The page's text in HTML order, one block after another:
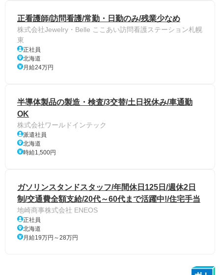
正看護師/訪問看護/常勤・日勤のみ/残業少なめ
株式会社Jewelry・Belle ここあい訪問看護ステーション札幌
東
正社員
北海道
月給24万円
半導体製品の製造・検査/3交替/土日祝休み/車通勤
OK
株式会社ワールドインテック
派遣社員
北海道
時給1,500円
ガソリンスタンドスタッフ/年間休日125日/週休2日
制/交通費全額支給/20代～60代まで活躍中!/住宅手当
地崎商事株式会社 ENEOS
正社員
北海道
月給19万円～28万円